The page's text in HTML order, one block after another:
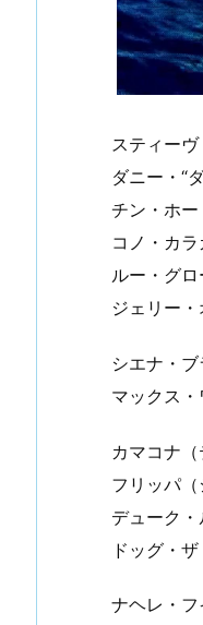
スティー
ダニー・“
チン・ホ
コノ・カ
ルー・グ
ジェリー
シエナ・
マックス
カマコナ
フリッパ
デューク
ドッグ・
ナヘレ・